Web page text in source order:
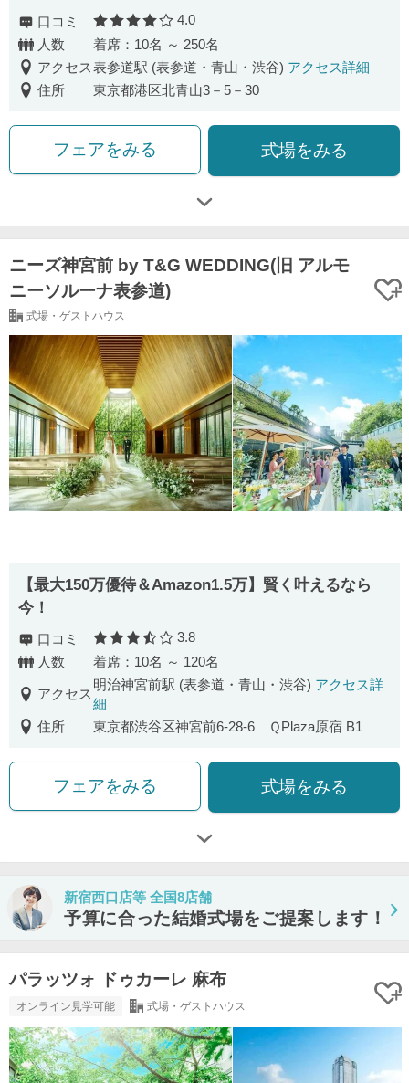
口コミ 口コミ評価
4.0
人数
着席：10名 ～ 250名
アクセス表参道駅 (表参道・青山・渋谷) アクセス詳細
住所
東京都港区北青山3－5－30
フェアをみる 式場をみる
ニーズ神宮前 by T&G WEDDING(旧 アルモ
ニーソルーナ表参道)
式場・ゲストハウス
【最⼤150万優待＆Amazon1.5万】賢く叶えるなら
今！
口コミ 口コミ評価
3.8
人数
着席：10名 ～ 120名
アクセス
明治神宮前駅 (表参道・青山・渋谷) アクセス詳
細
住所
東京都渋谷区神宮前6-28-6 ＱPlaza原宿 B1
フェアをみる 式場をみる
新宿西口店等 全国8店舗
予算に合った結婚式場をご提案します！
パラッツォ ドゥカーレ 麻布
オンライン見学可能 式場・ゲストハウス